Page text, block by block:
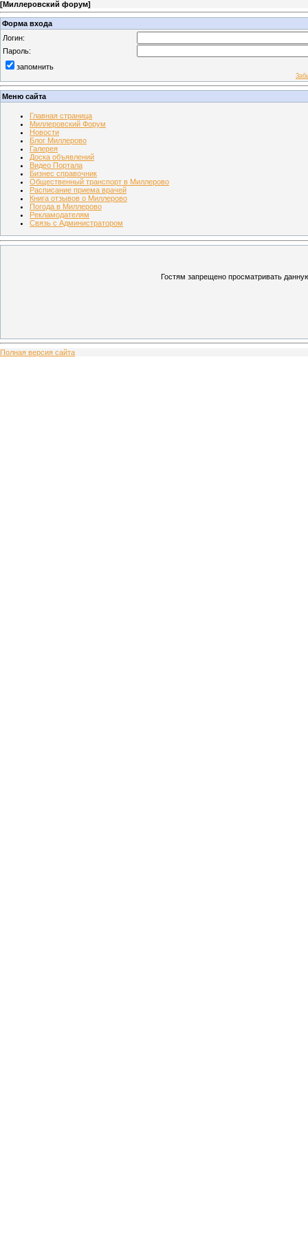
[Миллеровский форум]
Форма входа
Логин:
Пароль:
запомнить
Меню сайта
Главная страница
Миллеровский Форум
Новости
Блог Миллерово
Галерея
Доска объявлений
Видео Портала
Бизнес справочник
Общественный транспорт в Миллерово
Расписание приема врачей
Книга отзывов о Миллерово
Погода в Миллерово
Рекламодателям
Связь с Администратором
Гостям запрещено просматривать
Полная версия сайта